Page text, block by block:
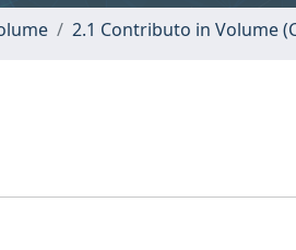
2.1 Contributo in Volume